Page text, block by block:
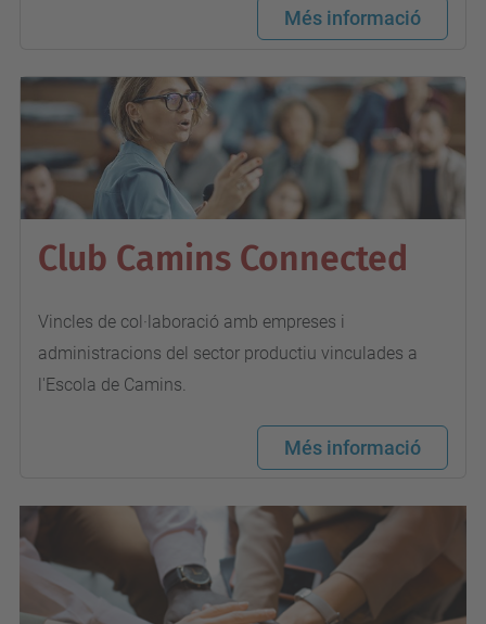
Més informació
Club Camins Connected
Vincles de col·laboració amb empreses i
administracions del sector productiu vinculades a
l'Escola de Camins.
Més informació